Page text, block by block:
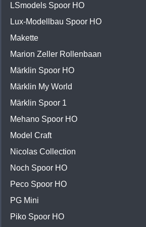
LSmodels Spoor HO
Lux-Modellbau Spoor HO
Makette
Marion Zeller Rollenbaan
Märklin Spoor HO
Märklin My World
Märklin Spoor 1
Mehano Spoor HO
Model Craft
Nicolas Collection
Noch Spoor HO
Peco Spoor HO
PG Mini
Piko Spoor HO